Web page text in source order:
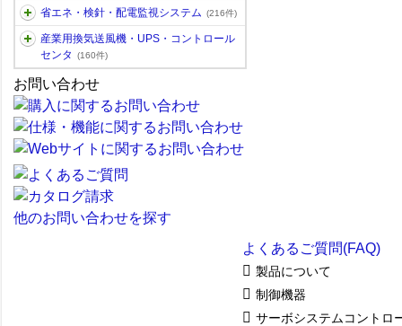
省エネ・検針・配電監視システム (216件)
産業用換気送風機・UPS・コントロール
センタ
(160件)
お問い合わせ
他のお問い合わせを探す
よくあるご質問(FAQ)
製品について
制御機器
サーボシステムコントロ